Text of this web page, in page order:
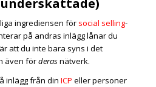
ingrediensen för social selling-
på andras inlägg lånar du
att du inte bara syns i det
även förderasnätverk.
inlägg från din ICP eller personer